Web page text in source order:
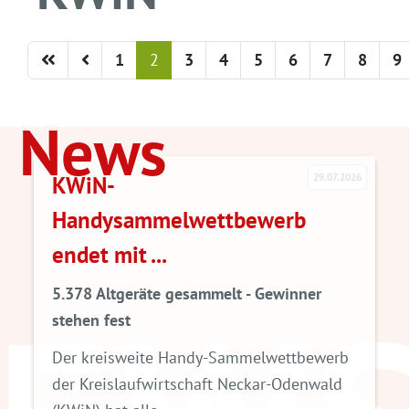
1 2 3 4 5 6 7 8 9
News29.07.2026
- Gewinner
Sammelwettbewerb
Neckar-Odenwald
Gewerbekunden
dem Z.E.U.S.
Unternehmen,
WEITERLESEN